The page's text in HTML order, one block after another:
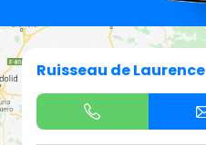
Ruisseau de Laurence